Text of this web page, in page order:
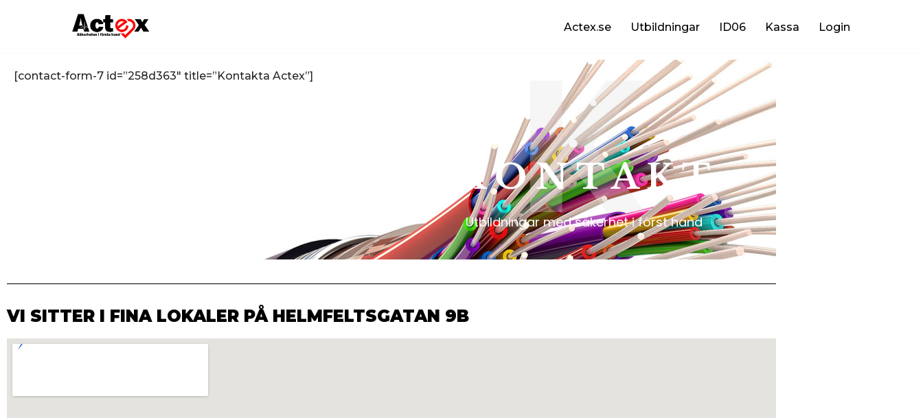
innehåll
Actex.se Utbildningar ID06 Kassa Login
[contact-form-7 id=”258d363″ title=”Kontakta Actex”] K
K O N T A K T
Utbildningar med säkerhet i först hand
VI SITTER I FINA LOKALER PÅ HELMFELTSGATAN 9B